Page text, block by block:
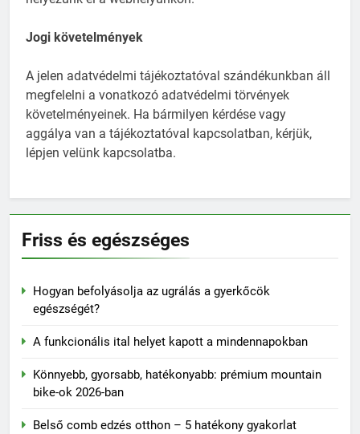
Jogi követelmények
A jelen adatvédelmi tájékoztatóval szándékunkban áll
megfelelni a vonatkozó adatvédelmi törvények
követelményeinek. Ha bármilyen kérdése vagy
aggálya van a tájékoztatóval kapcsolatban, kérjük,
lépjen velünk kapcsolatba.
Friss és egészséges
Hogyan befolyásolja az ugrálás a gyerkőcök
egészségét?
A funkcionális ital helyet kapott a mindennapokban
Könnyebb, gyorsabb, hatékonyabb: prémium mountain
bike-ok 2026-ban
Belső comb edzés otthon – 5 hatékony gyakorlat